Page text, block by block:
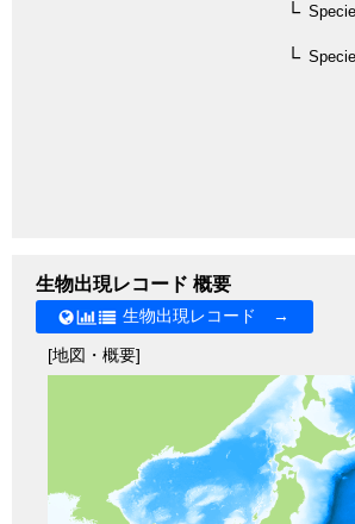
生物出現レコード 概要
生物出現レコード →
[地図・概要]